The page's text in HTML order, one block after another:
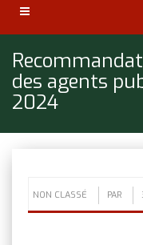
des agents
2024
NON CLASSÉ PAR